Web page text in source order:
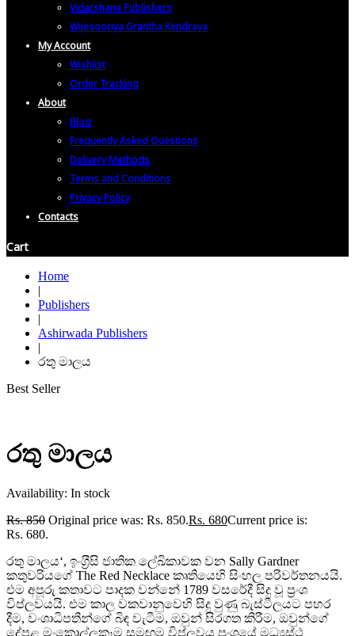
Vidarshana Publishers
Wijesooriya Grantha Kendraya
My Account
Wishlist
Order Tracking
About
Blog
Frequently Asked Questions
Delivery Methods
Terms and Conditions
Privacy Policy
Contacts
Cart
Home
|
Publishers
|
Ashirwada Publishers
|
රතු මාලය
Best Seller
රතු මාලය
Availability: In stock
Rs.850 Original price was: Rs. 850.Rs. 680Current price is:
Rs. 680.
රතු මාලය‘, ඉංග‍්‍රීසි ජාතික ලේඛිකාවක වන Sally Gardner
කතුවරියගේ The Red Necklace කෘතියෙහි සිංහල පරිවර්තනයයි.
එම අපූරු කතාවට පාදක වන්නේ 1789 වසරේදී සිදු වූ ප‍්‍රංශ
විප්ලවයයි. එම කාල වකවානුවෙහි සිදු වුණු බැස්ටීලයට පහර
දීම, වංශාධිපතීන්ගේ බිඳ වැටීම, ඔවුන් සිරගත කිරීම, ඔවුන්ගේ
දේපළ මංකොල්ලකෑම සමඟම විප්ලවය ප‍්‍රංශයේ මධ්‍යස්ථ